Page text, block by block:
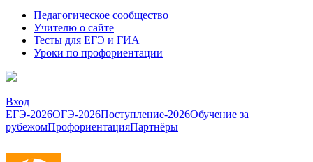
Педагогическое сообщество
Учителю о сайте
Тесты для ЕГЭ и ГИА
Уроки по профориентации
Вход
ЕГЭ-2026ОГЭ-2026Поступление-2026Обучение за
рубежомПрофориентацияПартнёры